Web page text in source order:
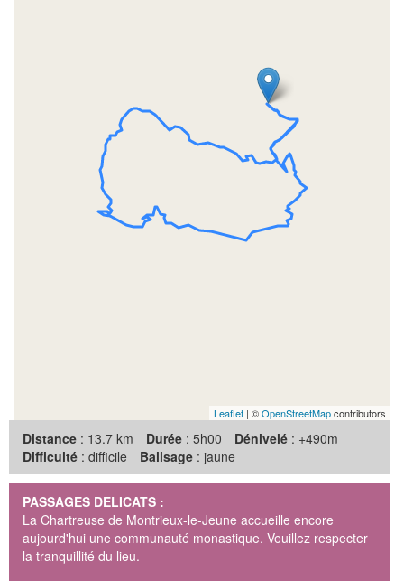
Leaflet | ©OpenStreetMapcontributors
Distance : 13.7 km Durée : 5h00 Dénivelé : +490m
Difficulté : difficile Balisage : jaune
PASSAGES DELICATS :
La Chartreuse de Montrieux-le-Jeune accueille encore
aujourd'hui une communauté monastique. Veuillez respecter
la tranquillité du lieu.